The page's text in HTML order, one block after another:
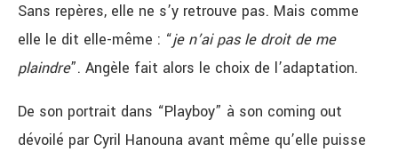
Sans repères, elle ne s’y retrouve pas. Mais comme
elle le dit elle-même : “je n’ai pas le droit de me
plaindre”. Angèle fait alors le choix de l’adaptation.
De son portrait dans “Playboy” à son coming out
dévoilé par Cyril Hanouna avant même qu’elle puisse